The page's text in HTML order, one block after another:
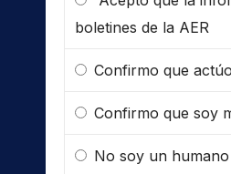
boletines de la AER
Confirmo que
Confirmo que soy
No soy un humano